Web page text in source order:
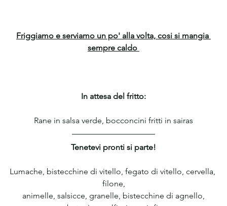
Friggiamo e serviamo un po' alla volta, cosi si mangia
sempre caldo
In attesa del fritto:
Rane in salsa verde, bocconcini fritti in sairas
Tenetevi pronti si parte!
Lumache, bistecchine di vitello, fegato di vitello, cervella,
filone,